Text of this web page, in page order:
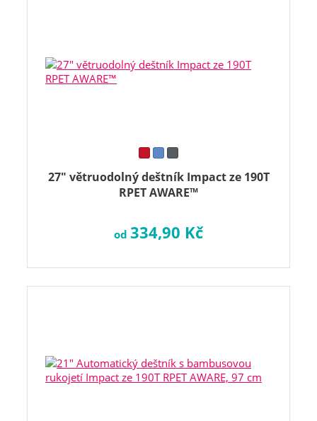
27" větruodolný deštník Impact ze 190T
RPET AWARE™
od 334,90 Kč